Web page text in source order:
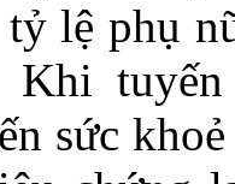
lệ phụ
sức